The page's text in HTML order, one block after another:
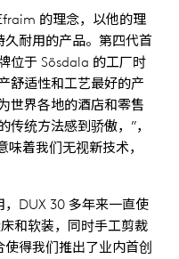
的理念，以他的理
耐用的产品。第四代首
位于 Sösdala 的工厂时
舒适性和工艺最好的产
世界各地的酒店和零售
统方法感到骄傲，”，
着我们无视新技术，
DUX 30 多年来一直使
和软装，同时手工剪裁
得我们推出了业内首创